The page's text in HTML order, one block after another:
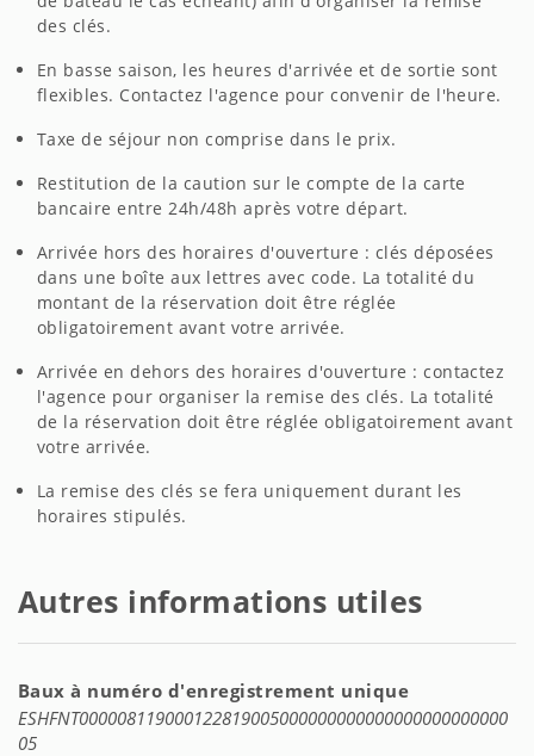
des clés.
En basse saison, les heures d'arrivée et de sortie sont
flexibles. Contactez l'agence pour convenir de l'heure.
Taxe de séjour non comprise dans le prix.
Restitution de la caution sur le compte de la carte
bancaire entre 24h/48h après votre départ.
Arrivée hors des horaires d'ouverture : clés déposées
dans une boîte aux lettres avec code. La totalité du
montant de la réservation doit être réglée
obligatoirement avant votre arrivée.
Arrivée en dehors des horaires d'ouverture : contactez
l'agence pour organiser la remise des clés. La totalité
de la réservation doit être réglée obligatoirement avant
votre arrivée.
La remise des clés se fera uniquement durant les
horaires stipulés.
Autres informations utiles
Baux à numéro d'enregistrement unique
ESHFNT000008119000122819005000000000000000000000000
05